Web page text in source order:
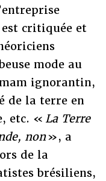
critiquée et
mode au
ignorantin,
de la terre en
etc. « La Terre
non», a
de la
brésiliens,